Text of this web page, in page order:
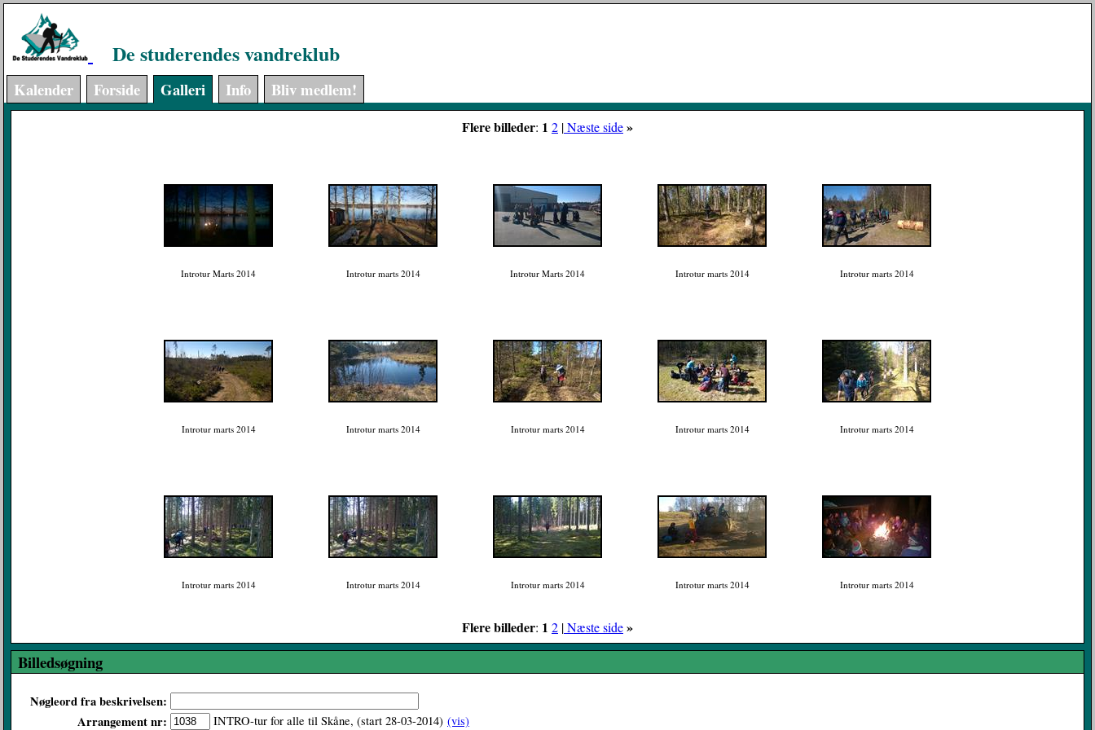
De studerendes vandreklub
Kalender Forside Galleri Info Bliv medlem!
Flere billeder: 1 2 |Næste side»
Introtur Marts 2014 Introtur marts 2014 Introtur Marts 2014 Introtur marts 2014 Introtur marts 2014
Introtur marts 2014 Introtur marts 2014 Introtur marts 2014 Introtur marts 2014 Introtur marts 2014
Introtur marts 2014 Introtur marts 2014 Introtur marts 2014 Introtur marts 2014 Introtur marts 2014
Flere billeder: 1 2 |Næste side»
Billedsøgning
Nøgleord fra beskrivelsen:
Arrangement nr:
INTRO-tur for alle til Skåne, (start 28-03-2014) (vis)